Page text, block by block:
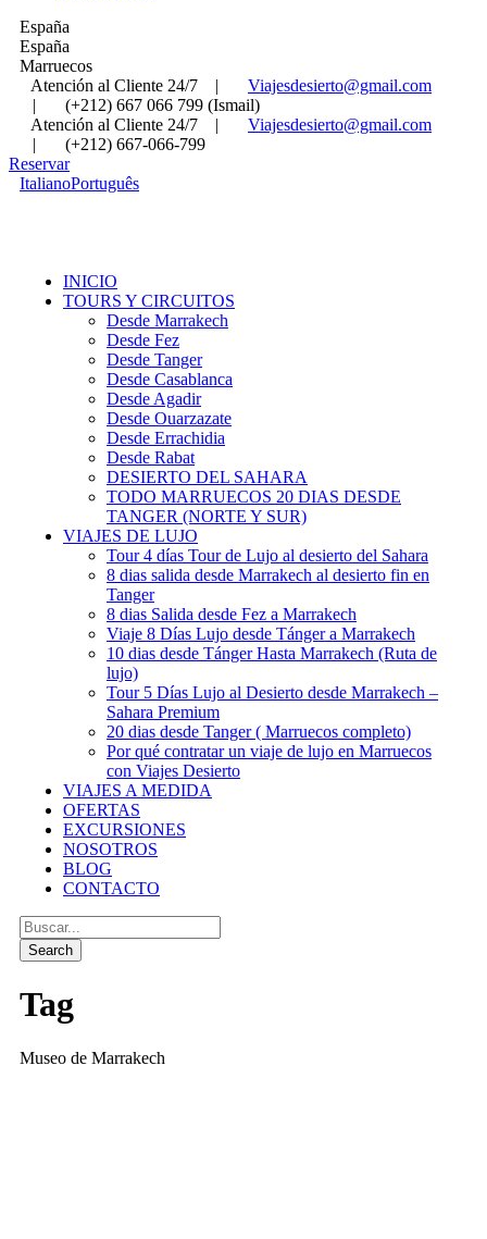
España
España
Marruecos
Atención al Cliente 24/7
|
Viajesdesierto@gmail.com
|
(+212) 667 066 799 (Ismail)
Atención al Cliente 24/7
|
Viajesdesierto@gmail.com
|
(+212) 667-066-799
Reservar
ItalianoPortuguês
INICIO
TOURS Y CIRCUITOS
Desde Marrakech
Desde Fez
Desde Tanger
Desde Casablanca
Desde Agadir
Desde Ouarzazate
Desde Errachidia
Desde Rabat
DESIERTO DEL SAHARA
TODO MARRUECOS 20 DIAS DESDE
TANGER (NORTE Y SUR)
VIAJES DE LUJO
Tour 4 días Tour de Lujo al desierto del Sahara
8 dias salida desde Marrakech al desierto fin en
Tanger
8 dias Salida desde Fez a Marrakech
Viaje 8 Días Lujo desde Tánger a Marrakech
10 dias desde Tánger Hasta Marrakech (Ruta de
lujo)
Tour 5 Días Lujo al Desierto desde Marrakech –
Sahara Premium
20 dias desde Tanger ( Marruecos completo)
Por qué contratar un viaje de lujo en Marruecos
con Viajes Desierto
VIAJES A MEDIDA
OFERTAS
EXCURSIONES
NOSOTROS
BLOG
CONTACTO
Tag
Museo de Marrakech